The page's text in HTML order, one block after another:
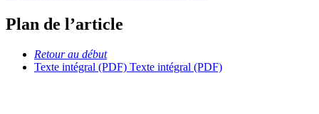
Plan de l’article
Retour au début
Texte intégral (PDF) Texte intégral (PDF)